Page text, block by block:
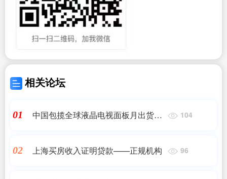
相关论坛
01
中国包揽全球液晶电视面板月出货
104
02 上海买房收入证明贷款——正规机构 96